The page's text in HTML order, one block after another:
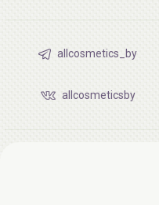
allcosmetics_by
allcosmeticsby